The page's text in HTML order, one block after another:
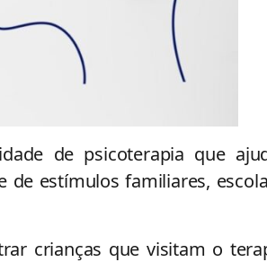
de psicoterapia que
estímulos familiares,
crianças que visitam o